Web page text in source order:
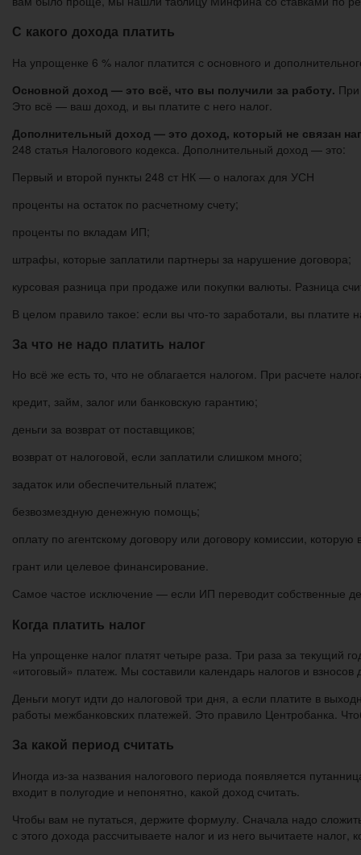
С какого дохода платить
На упрощенке 6 % налог платится с основного и
Основной доход — это всё, что вы получили за работу.
Это всё — ваш доход, и вы платите с него налог.
Дополнительный доход — это доход, который не связан
248 статья Налогового кодекса. Дополнительный доход — это:
Первый и второй пункты 248 ст НК — о налогах для УСН
проценты на остаток по расчетному счету;
проценты по вкладам ИП;
штрафы, которые заплатили партнеры за нарушение договора;
курсовая разница при продаже или покупки валюты. Разница
В целом правило такое: если вы что-то заработали, вы платите
За что не надо платить налог
Но всё же есть то, что не облагается налогом. При расчете
кредит, займ, залог или банковскую гарантию;
деньги за возврат от поставщиков;
возврат от налоговой, если заплатили слишком много;
задаток или обеспечительный платеж;
безвозмездную денежную помощь;
оплату по агентскому договору или договору комиссии,
грант или целевое финансирование.
Самое частое исключение — если ИП переводит собственные
Когда платить налог
На упрощенке налог платят четыре раза. Три раза за текущий
«итоговый» платеж. Мы составили календарь налогов и
Деньги могут идти до налоговой три дня, а если платите в
работы межбанковских платежей. Это правило Центробанка.
За какой период считать
Иногда из-за названия налогового периода появляется
входит в полугодие и непонятно, какой доход считать.
Чтобы вам не путаться, держите формулу. Сначала надо
с этого дохода рассчитываете налог и из него вычитаете